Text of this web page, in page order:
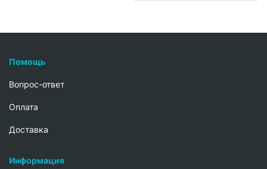
Помощь
Вопрос-ответ
Oплата
Доставка
Информация